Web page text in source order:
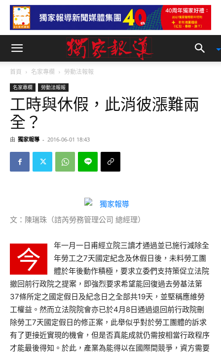
首頁 名家專欄 勞動法報報
名家專欄 勞動法報報
工時與休假，此消彼漲難兩
全？
由 獨家報導 - 2016-06-01 18:43
文：陳瑞珠（諮芮勞務管理公司 總經理）
今
年一月一日甫經立院三讀才通過並已施行減除全
年勞工之7天國定紀念及休假日後，未料勞工團
體於年後動作積極，要求立委們支持策促立法院
撤回前行政院之提案，即強烈要求希望能回復過去勞基法第
37條所定之國定假日及紀念日之全部共19天，並堅稱應維勞
工權益。然而立法院院會亦已於4月8日通過退回前行政院刪
除勞工7天國定假日的修正案，此舉似乎對於勞工團體的訴求
有了更接近實現的機會，但是否真能成就仍需按相當行政程序
才能最後得知。於此，產業為能得以在國際間競爭，資方需要